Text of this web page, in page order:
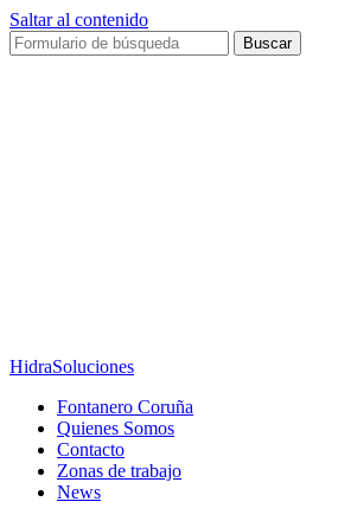
Saltar al contenido
Buscar
HidraSoluciones
Fontanero Coruña
Quienes Somos
Contacto
Zonas de trabajo
News